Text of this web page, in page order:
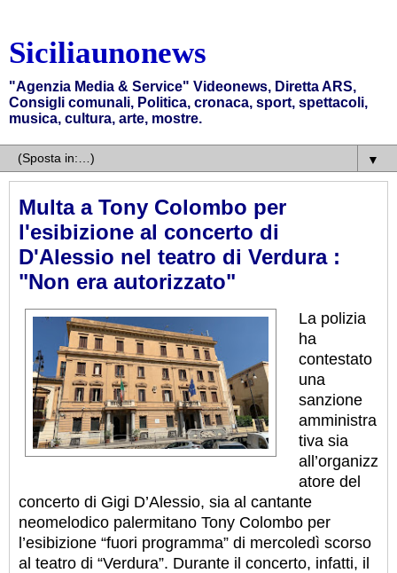
Siciliaunonews
"Agenzia Media & Service" Videonews, Diretta ARS,
Consigli comunali, Politica, cronaca, sport, spettacoli,
musica, cultura, arte, mostre.
▼
Multa a Tony Colombo per
l'esibizione al concerto di
D'Alessio nel teatro di Verdura :
"Non era autorizzato"
La polizia
ha
contestato
una
sanzione
amministra
tiva sia
all’organizz
atore del
concerto di Gigi D’Alessio, sia al cantante
neomelodico palermitano Tony Colombo per
l’esibizione “fuori programma” di mercoledì scorso
al teatro di “Verdura”. Durante il concerto, infatti, il